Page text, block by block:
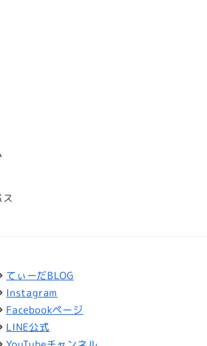
てぃーだBLOG
Instagram
Facebookページ
LINE公式